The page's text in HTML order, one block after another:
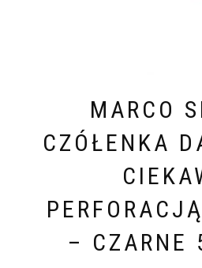
MARCO
CZÓŁENKA
– CZARNE